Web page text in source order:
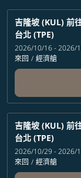
吉隆坡 (KUL) 前
台北 (TPE)
2026/10/16 - 2026/
來回 / 經濟艙
吉隆坡 (KUL) 前
台北 (TPE)
2026/10/29 - 2026/
來回 / 經濟艙